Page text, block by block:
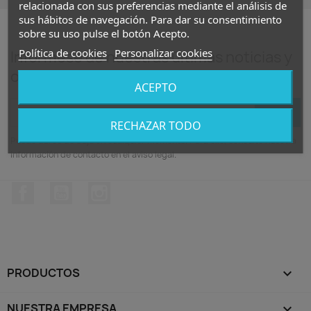
Infórmese de nuestras últimas noticias y
ofertas especiales
Puede darse de baja en cualquier momento. Para ello, consulte nuestra
información de contacto en el aviso legal.
PRODUCTOS 
relacionada con sus preferencias mediante el análisis de
sus hábitos de navegación. Para dar su consentimiento
sobre su uso pulse el botón Acepto.
Política de cookies
Personalizar cookies
RECHAZAR TODO
ACEPTO